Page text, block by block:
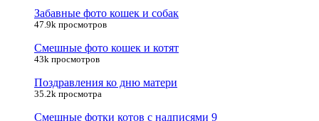
Забавные фото кошек и собак
47.9k просмотров
Смешные фото кошек и котят
43k просмотров
Поздравления ко дню матери
35.2k просмотра
Смешные фотки котов с надписями 9